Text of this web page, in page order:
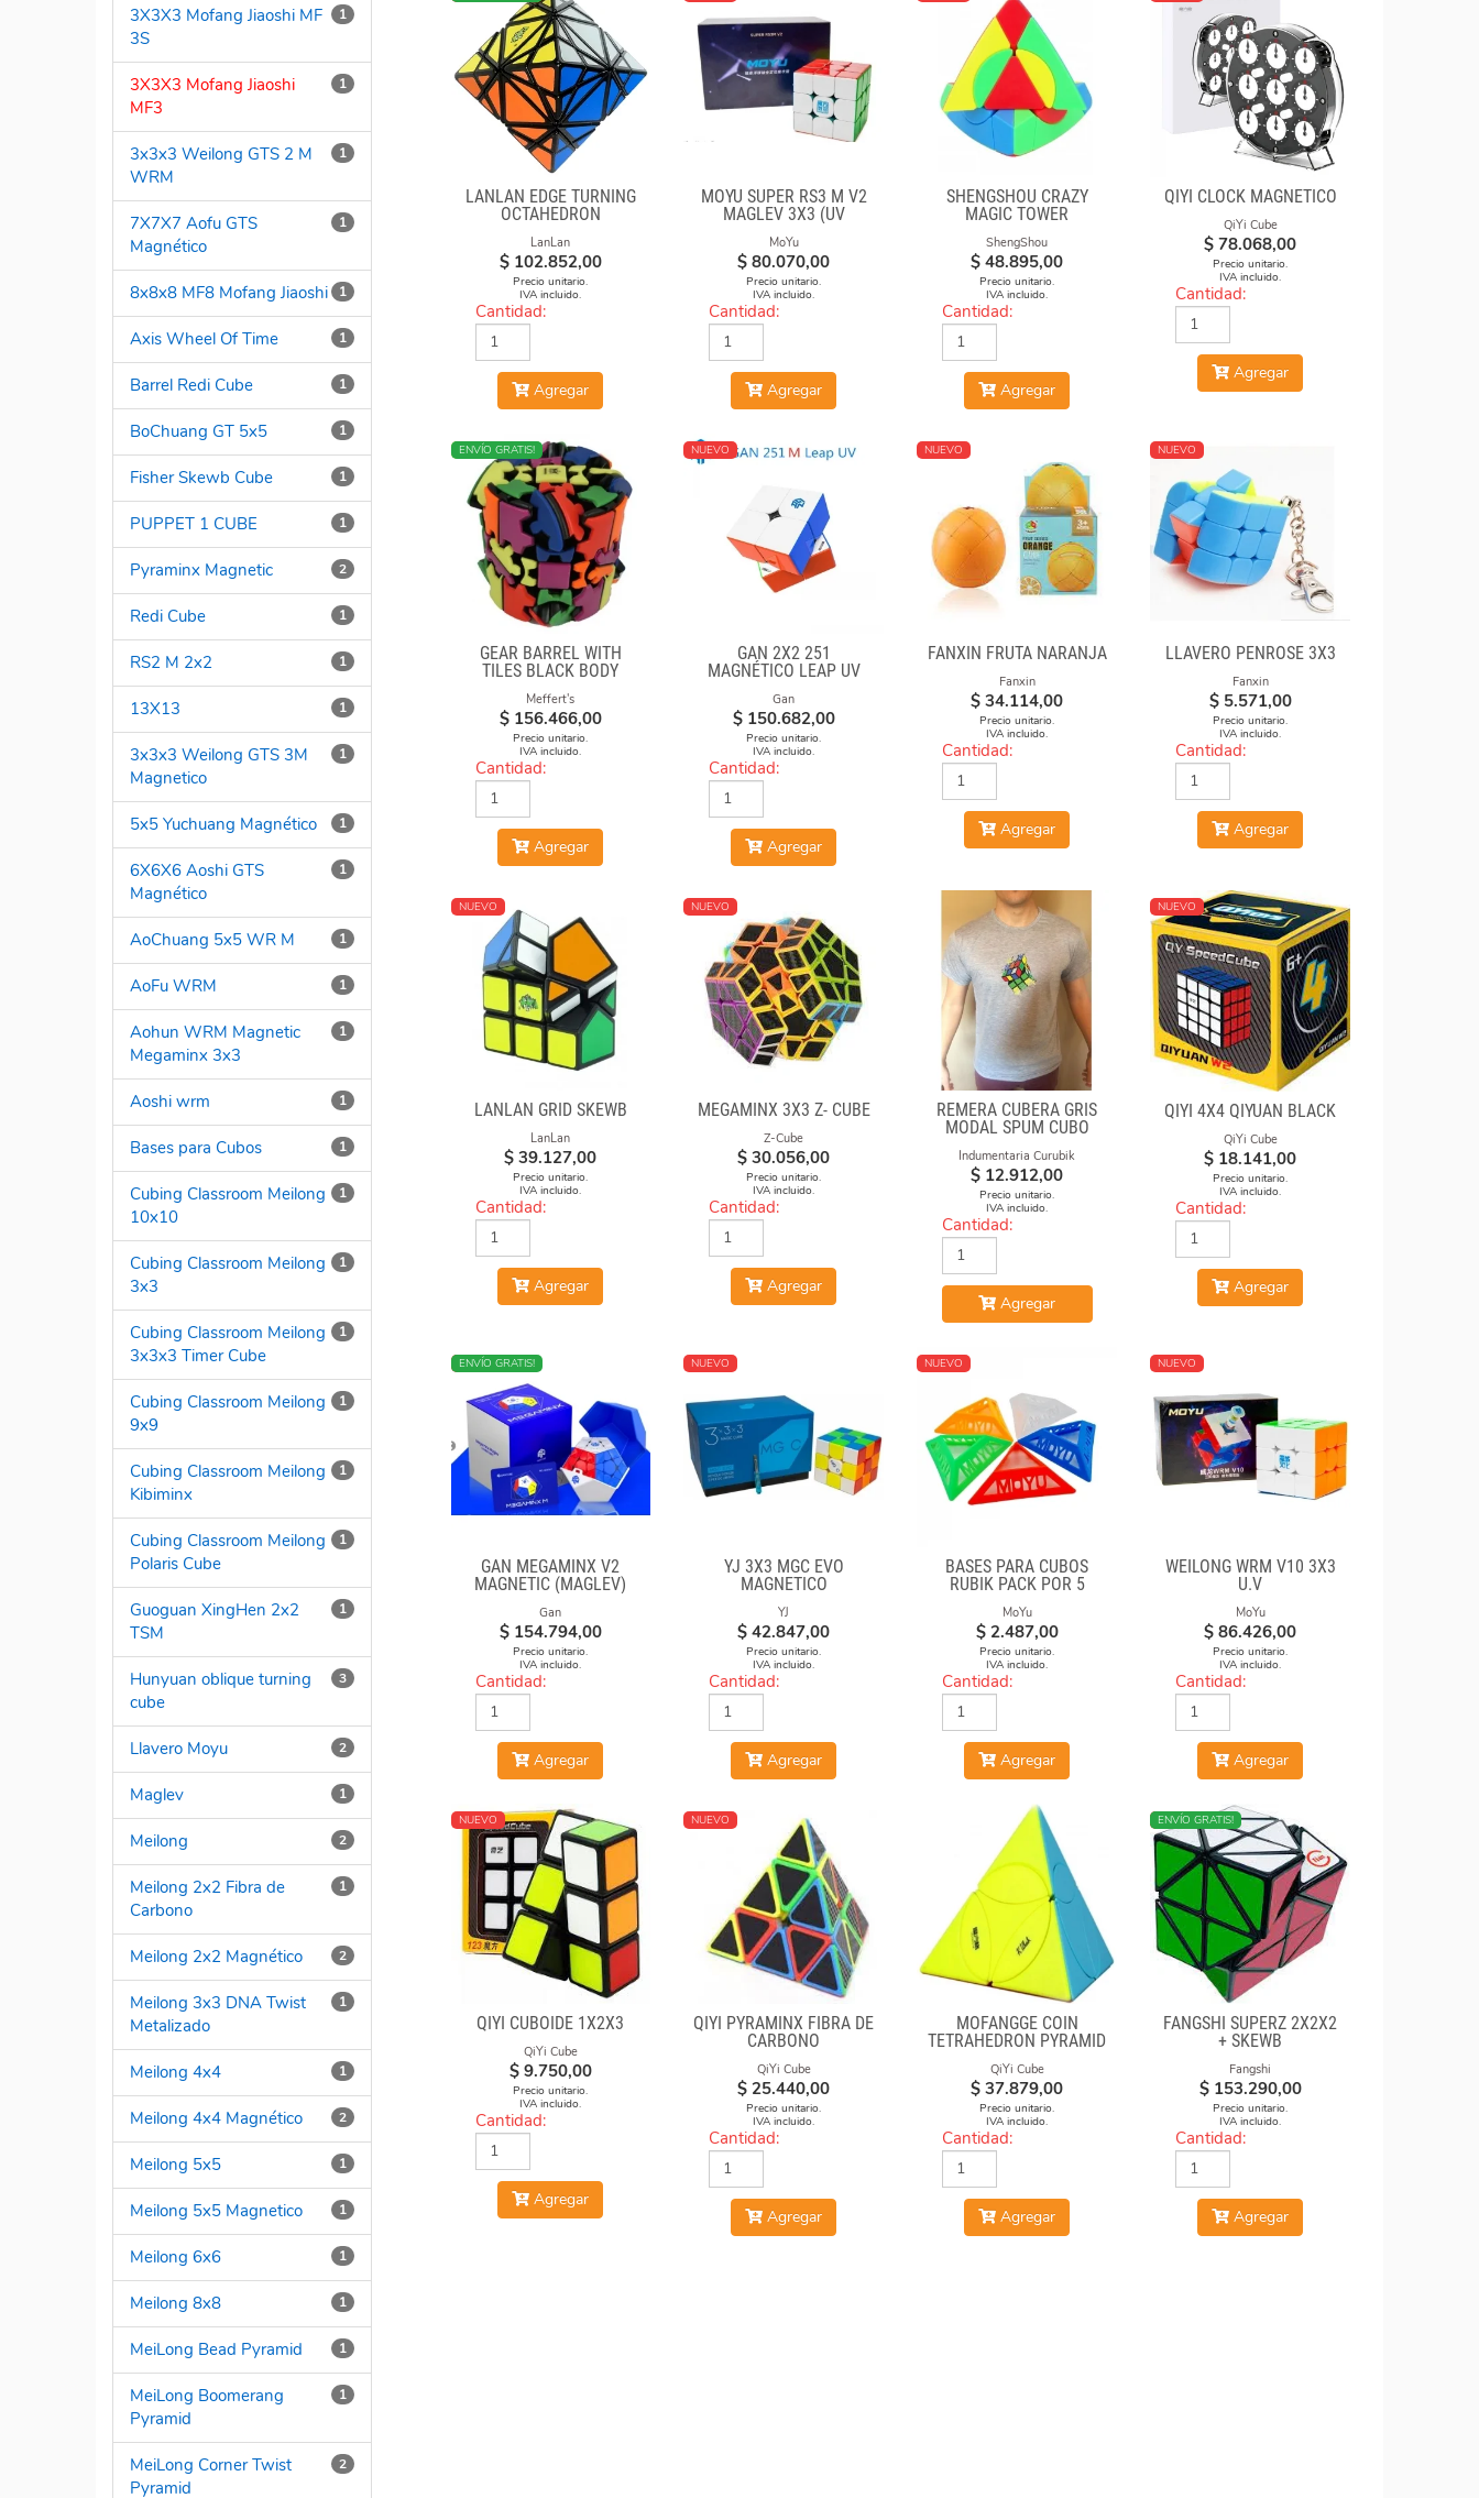
1
3X3X3 Mofang Jiaoshi MF
3S
1
3X3X3 Mofang Jiaoshi
MF3
1
3x3x3 Weilong GTS 2 M
WRM
1
7X7X7 Aofu GTS
Magnético
1
8x8x8 MF8 Mofang Jiaoshi
1
Axis Wheel Of Time
1
Barrel Redi Cube
1
BoChuang GT 5x5
1
Fisher Skewb Cube
1
PUPPET 1 CUBE
2
Pyraminx Magnetic
1
Redi Cube
1
RS2 M 2x2
1
13X13
1
3x3x3 Weilong GTS 3M
Magnetico
1
5x5 Yuchuang Magnético
1
6X6X6 Aoshi GTS
Magnético
1
AoChuang 5x5 WR M
1
AoFu WRM
1
Aohun WRM Magnetic
Megaminx 3x3
1
Aoshi wrm
1
Bases para Cubos
1
Cubing Classroom Meilong
10x10
1
Cubing Classroom Meilong
3x3
1
Cubing Classroom Meilong
3x3x3 Timer Cube
1
Cubing Classroom Meilong
9x9
1
Cubing Classroom Meilong
Kibiminx
1
Cubing Classroom Meilong
Polaris Cube
1
Guoguan XingHen 2x2
TSM
3
Hunyuan oblique turning
cube
2
Llavero Moyu
1
Maglev
2
Meilong
1
Meilong 2x2 Fibra de
Carbono
2
Meilong 2x2 Magnético
1
Meilong 3x3 DNA Twist
Metalizado
1
Meilong 4x4
2
Meilong 4x4 Magnético
1
Meilong 5x5
1
Meilong 5x5 Magnetico
1
Meilong 6x6
1
Meilong 8x8
1
MeiLong Bead Pyramid
1
MeiLong Boomerang
Pyramid
2
MeiLong Corner Twist
Pyramid
LANLAN EDGE TURNING
OCTAHEDRON
LanLan
$ 102.852,00
Precio unitario.
IVA incluido.
Cantidad:
Agregar
MOYU SUPER RS3 M V2
MAGLEV 3X3 (UV
COATED)
MoYu
$ 80.070,00
Precio unitario.
IVA incluido.
Cantidad:
Agregar
SHENGSHOU CRAZY
MAGIC TOWER
ShengShou
$ 48.895,00
Precio unitario.
IVA incluido.
Cantidad:
Agregar
QIYI CLOCK MAGNÉTICO
QiYi Cube
$ 78.068,00
Precio unitario.
IVA incluido.
Cantidad:
Agregar
MÁS VENDIDO
ENVÍO GRATIS!
GEAR BARREL WITH
TILES BLACK BODY
Meffert's
$ 156.466,00
Precio unitario.
IVA incluido.
Cantidad:
Agregar
NUEVO
GAN 2X2 251
MAGNÉTICO LEAP UV
Gan
$ 150.682,00
Precio unitario.
IVA incluido.
Cantidad:
Agregar
NUEVO
FANXIN FRUTA NARANJA
Fanxin
$ 34.114,00
Precio unitario.
IVA incluido.
Cantidad:
Agregar
NUEVO
LLAVERO PENROSE 3X3
Fanxin
$ 5.571,00
Precio unitario.
IVA incluido.
Cantidad:
Agregar
NUEVO
LANLAN GRID SKEWB
LanLan
$ 39.127,00
Precio unitario.
IVA incluido.
Cantidad:
Agregar
NUEVO
MEGAMINX 3X3 Z- CUBE
Z-Cube
$ 30.056,00
Precio unitario.
IVA incluido.
Cantidad:
Agregar
REMERA CUBERA GRIS
MODAL SPUM CUBO
Indumentaria Curubik
$ 12.912,00
Precio unitario.
IVA incluido.
Cantidad:
Agregar
NUEVO
QIYI 4X4 QIYUAN BLACK
QiYi Cube
$ 18.141,00
Precio unitario.
IVA incluido.
Cantidad:
Agregar
NUEVO
ENVÍO GRATIS!
GAN MEGAMINX V2
MAGNETIC (MAGLEV)
Gan
$ 154.794,00
Precio unitario.
IVA incluido.
Cantidad:
Agregar
NUEVO
YJ 3X3 MGC EVO
MAGNETICO
YJ
$ 42.847,00
Precio unitario.
IVA incluido.
Cantidad:
Agregar
NUEVO
BASES PARA CUBOS
RUBIK PACK POR 5
UNIDADES
MoYu
$ 2.487,00
Precio unitario.
IVA incluido.
Cantidad:
Agregar
NUEVO
WEILONG WRM V10 3X3
U.V
MoYu
$ 86.426,00
Precio unitario.
IVA incluido.
Cantidad:
Agregar
NUEVO
QIYI CUBOIDE 1X2X3
QiYi Cube
$ 9.750,00
Precio unitario.
IVA incluido.
Cantidad:
Agregar
NUEVO
QIYI PYRAMINX FIBRA DE
CARBONO
QiYi Cube
$ 25.440,00
Precio unitario.
IVA incluido.
Cantidad:
Agregar
MOFANGGE COIN
TETRAHEDRON PYRAMID
STICKERLESS
QiYi Cube
$ 37.879,00
Precio unitario.
IVA incluido.
Cantidad:
Agregar
NUEVO
ENVÍO GRATIS!
FANGSHI SUPERZ 2X2X2
+ SKEWB
Fangshi
$ 153.290,00
Precio unitario.
IVA incluido.
Cantidad:
Agregar